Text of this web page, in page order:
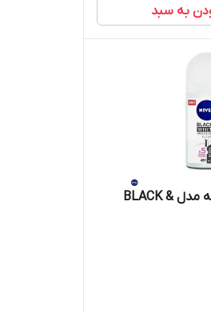
به سبد
مام رولی نیوا زنانه مدل BLACK &